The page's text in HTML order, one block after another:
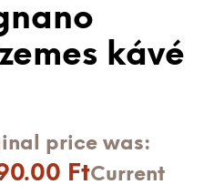
kávé
price was:
FtCurrent